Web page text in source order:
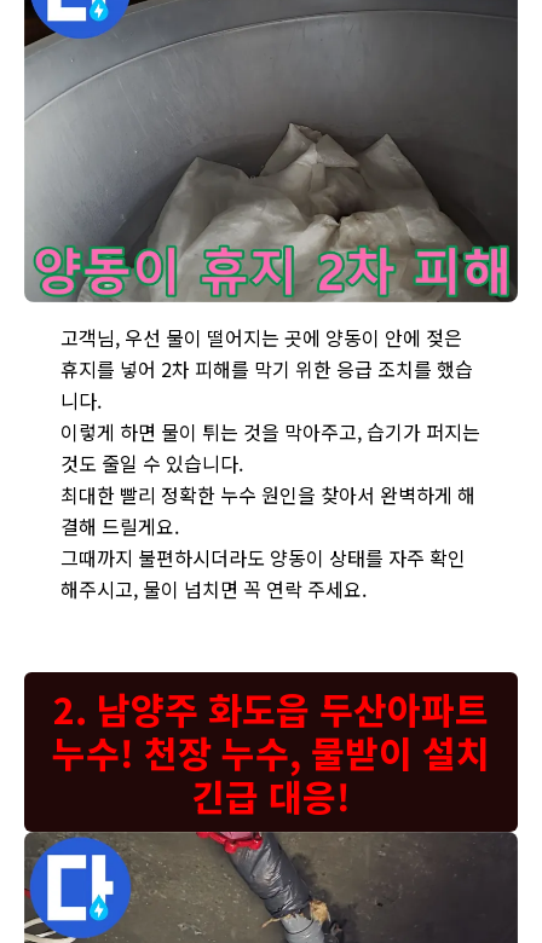
고객님, 우선 물이 떨어지는 곳에 양동이 안에 젖은
휴지를 넣어 2차 피해를 막기 위한 응급 조치를 했습
니다.
이렇게 하면 물이 튀는 것을 막아주고, 습기가 퍼지는
것도 줄일 수 있습니다.
최대한 빨리 정확한 누수 원인을 찾아서 완벽하게 해
결해 드릴게요.
그때까지 불편하시더라도 양동이 상태를 자주 확인
해주시고, 물이 넘치면 꼭 연락 주세요.
2. 남양주 화도읍 두산아파트
누수! 천장 누수, 물받이 설치
긴급 대응!